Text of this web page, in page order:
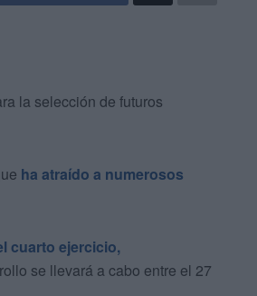
la selección de futuros
ha atraído a numerosos
cuarto ejercicio,
se llevará a cabo entre el 27